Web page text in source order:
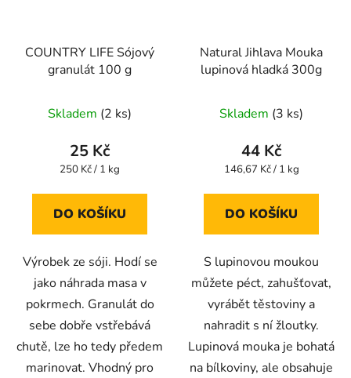
COUNTRY LIFE Sójový
granulát 100 g
Skladem (2 ks)
25 Kč
Měrná
250 Kč / 1 kg
DO KOŠÍKU
Výrobek ze sóji. Hodí se
jako náhrada masa v
pokrmech. Granulát do
sebe dobře vstřebává
chutě, lze ho tedy předem
marinovat. Vhodný pro
Natural Jihlava Mouka
lupinová hladká 300g
Skladem (3 ks)
44 Kč
Měrná
146,67 Kč / 1 kg
DO KOŠÍKU
S lupinovou moukou
můžete péct, zahušťovat,
vyrábět těstoviny a
nahradit s ní žloutky.
Lupinová mouka je bohatá
na bílkoviny, ale obsahuje